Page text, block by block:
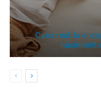
Caso real: la